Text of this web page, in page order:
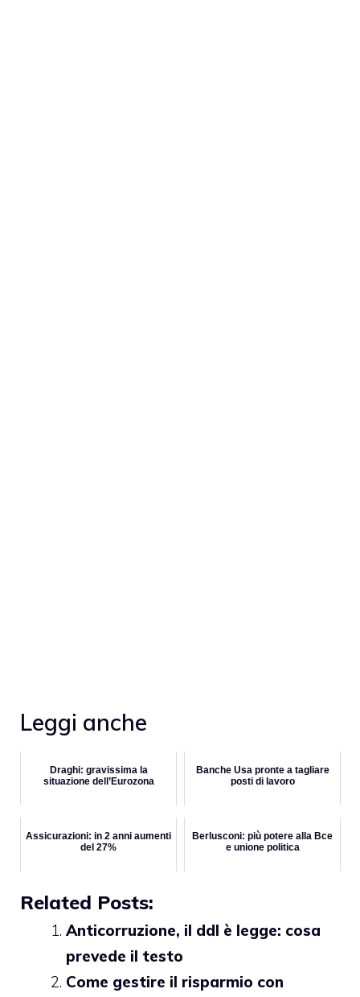
Leggi anche
Draghi: gravissima la
situazione dell’Eurozona
Banche Usa pronte a tagliare
posti di lavoro
Assicurazioni: in 2 anni aumenti
del 27%
Berlusconi: più potere alla Bce
e unione politica
Related Posts:
Anticorruzione, il ddl è legge: cosa
prevede il testo
Come gestire il risparmio con